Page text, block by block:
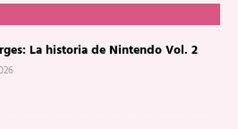
La historia de Nintendo Vol. 2